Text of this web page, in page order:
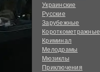
Украинcкие
Русские
Зарубежные
Короткометражные
Криминал
Мелодрамы
Мюзиклы
Приключения